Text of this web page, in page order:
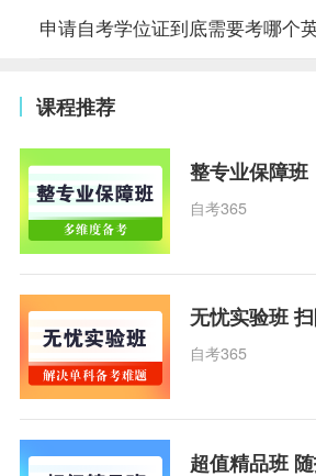
申请自考学位证到底需要考哪个
课程推荐
整专业保障班
自考365
无忧实验班
自考365
超值精品班